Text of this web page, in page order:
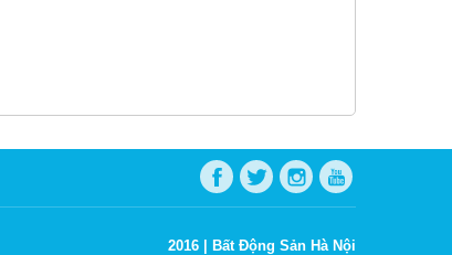
2016 | Bất Động Sản Hà Nội